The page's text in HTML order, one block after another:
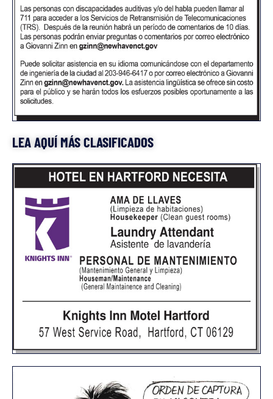
LEA AQUÍ MÁS CLASIFICADOS